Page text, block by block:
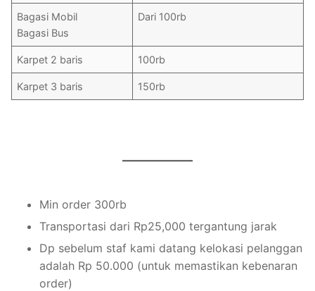
Bagasi Mobil
Bagasi Bus
Dari 100rb
Karpet 2 baris 100rb
Karpet 3 baris 150rb
Min order 300rb
Transportasi dari Rp25,000 tergantung jarak
Dp sebelum staf kami datang kelokasi pelanggan
adalah Rp 50.000 (untuk memastikan kebenaran
order)